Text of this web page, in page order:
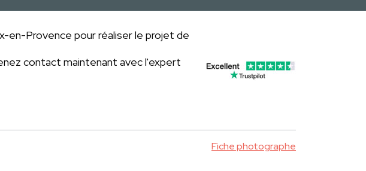
en-Provence pour réaliser le projet de
contact maintenant avec l'expert
Fiche photographe